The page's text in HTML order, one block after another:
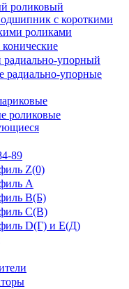
роликовый
с короткими
роликами
упорный
радиально-упорные
роликовые
89
Z(0)
А
В(Б)
С(В)
D(Г) и E(Д)